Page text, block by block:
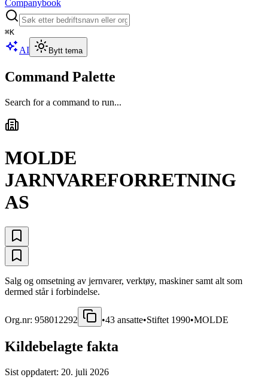
Companybook
⌘K
AI Bytt tema
Command Palette
Search for a command to run...
MOLDE
JARNVAREFORRETNING
AS
Salg og omsetning av jernvarer, verktøy, maskiner samt alt som
dermed står i forbindelse.
Org.nr: 958012292 •43 ansatte•Stiftet 1990•MOLDE
Kildebelagte fakta
Sist oppdatert: 20. juli 2026